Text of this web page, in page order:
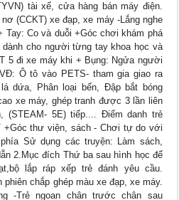
tài xế, cửa hàng bán máy điện.
(CCKT) xe đạp, xe máy -Lắng nghe
Tay: Co và duỗi +Góc chơi khám phá
dành cho người từng tay khoa học và
5 đi xe máy khi + Bụng: Ngửa người
Ô tô vào PETS- tham gia giao ra
dứa, Phân loại bến, Đập bắt bóng
xe máy, ghép tranh được 3 lần liên
(STEAM- 5E) tiếp.... Điểm danh trẻ
+Góc thư viện, sách - Chơi tự do với
Sử dụng các truyện: Làm sách,
2.Mục đích Thứ ba sau hình học để
lắp ráp xếp trẻ đánh yêu cầu.
phiên chắp ghép màu xe đạp, xe máy.
-Trẻ ngoan chân trước chân sau